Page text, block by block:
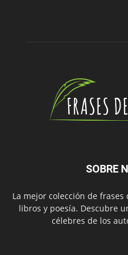
SOBRE
La mejor colección de
libros y poesía. Descubre
célebres de los